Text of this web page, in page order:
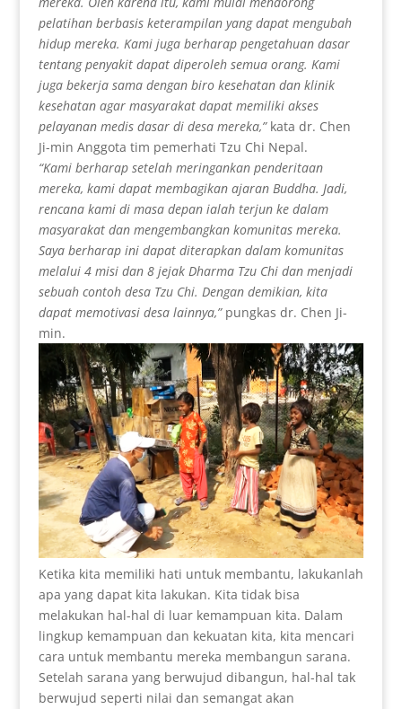
pelatihan berbasis keterampilan yang dapat mengubah
hidup mereka. Kami juga berharap pengetahuan dasar
tentang penyakit dapat diperoleh semua orang. Kami
juga bekerja sama dengan biro kesehatan dan klinik
kesehatan agar masyarakat dapat memiliki akses
pelayanan medis dasar di desa mereka,”kata dr. Chen
Ji-min Anggota tim pemerhati Tzu Chi Nepal.
“Kami berharap setelah meringankan penderitaan
mereka, kami dapat membagikan ajaran Buddha. Jadi,
rencana kami di masa depan ialah terjun ke dalam
masyarakat dan mengembangkan komunitas mereka.
Saya berharap ini dapat diterapkan dalam komunitas
melalui 4 misi dan 8 jejak Dharma Tzu Chi dan menjadi
sebuah contoh desa Tzu Chi. Dengan demikian, kita
dapat memotivasi desa lainnya,”pungkas dr. Chen Ji-
min.
Ketika kita memiliki hati untuk membantu, lakukanlah
apa yang dapat kita lakukan. Kita tidak bisa
melakukan hal-hal di luar kemampuan kita. Dalam
lingkup kemampuan dan kekuatan kita, kita mencari
cara untuk membantu mereka membangun sarana.
Setelah sarana yang berwujud dibangun, hal-hal tak
berwujud seperti nilai dan semangat akan